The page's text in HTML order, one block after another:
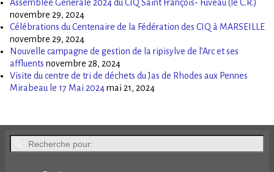
Assemblée Générale 2024 du CIQ Saint François- Fuveau (le C.R.)
novembre 29, 2024
Célébrations du Centenaire de la Fédération des CIQ à MARSEILLE
novembre 29, 2024
Nouvelle campagne de gestion de la ripisylve de l’Arc et ses
affluents novembre 28, 2024
Visite du centre de tri de déchets du Jas de Rhodes aux Pennes
Mirabeau le 17 Mai 2024mai 21, 2024